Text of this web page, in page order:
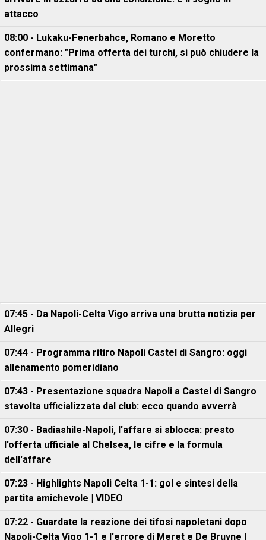
attacco
08:00 - Lukaku-Fenerbahce, Romano e Moretto
confermano: "Prima offerta dei turchi, si può chiudere la
prossima settimana"
07:45 - Da Napoli-Celta Vigo arriva una brutta notizia per
Allegri
07:44 - Programma ritiro Napoli Castel di Sangro: oggi
allenamento pomeridiano
07:43 - Presentazione squadra Napoli a Castel di Sangro
stavolta ufficializzata dal club: ecco quando avverrà
07:30 - Badiashile-Napoli, l'affare si sblocca: presto
l'offerta ufficiale al Chelsea, le cifre e la formula
dell'affare
07:23 - Highlights Napoli Celta 1-1: gol e sintesi della
partita amichevole | VIDEO
07:22 - Guardate la reazione dei tifosi napoletani dopo
Napoli-Celta Vigo 1-1 e l'errore di Meret e De Bruyne |